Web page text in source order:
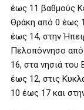
έως 11 βαθμούς
Θράκη από 0 έως
έως 14, στην
Πελοπόννησο από
16, στα νησιά του
έως 12, στις
10 έως 17 και